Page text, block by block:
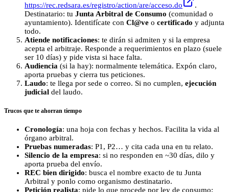
https://rec.redsara.es/registro/action/are/acceso.do
.
Destinatario: tu Junta Arbitral de Consumo (comunidad o
ayuntamiento). Identifícate con Cl@ve o certificado y adjunta
todo.
Atiende notificaciones: te dirán si admiten y si la empresa
acepta el arbitraje. Responde a requerimientos en plazo (suele
ser 10 días) y pide vista si hace falta.
Audiencia (si la hay): normalmente telemática. Expón claro,
aporta pruebas y cierra tus peticiones.
Laudo: te llega por sede o correo. Si no cumplen, ejecución
judicial del laudo.
Trucos que te ahorran tiempo
Cronología: una hoja con fechas y hechos. Facilita la vida al
órgano arbitral.
Pruebas numeradas: P1, P2… y cita cada una en tu relato.
Silencio de la empresa: si no responden en ~30 días, dilo y
aporta prueba del envío.
REC bien dirigido: busca el nombre exacto de tu Junta
Arbitral y ponlo como organismo destinatario.
Petición realista: pide lo que procede por ley de consumo;